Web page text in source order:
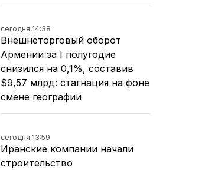
сегодня,14:38
Внешнеторговый оборот
Армении за I полугодие
снизился на 0,1%, составив
$9,57 млрд: стагнация на фоне
смене географии
сегодня,13:59
Иранские компании начали
строительство